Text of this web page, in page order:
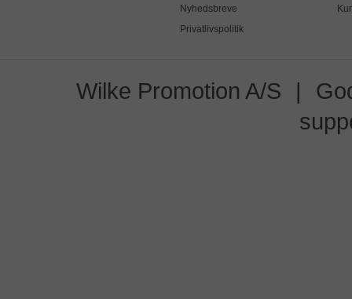
Nyhedsbreve
Privatlivspolitik
Wilke Promotion A/S |